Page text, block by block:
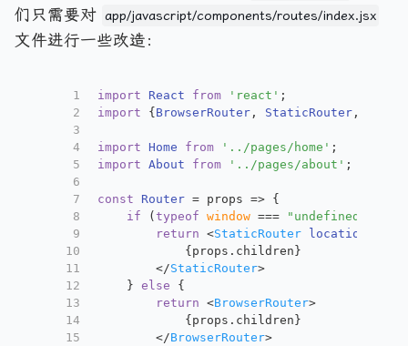
们只需要对 app/javascript/components/routes/index.jsx
文件进行一些改造：
1
2
3
4
5
6
7
8
9
10
11
12
13
14
15
import React from 'react' ;
import { BrowserRouter , StaticRouter ,
import Home from '../pages/home' ;
import
About from '../pages/about' ;
const Router = props => {
if (typeof window === "undefined"
return
<StaticRouter location
            {props.children}
</StaticRouter>
    }
else {
return
<BrowserRouter>
            {props.children}
</BrowserRouter>